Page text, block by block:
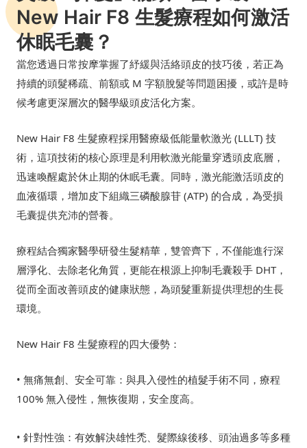
New Hair F8 生髮療程如何激活
休眠毛囊？
當您透過日常按摩掌握了紓緩與活絡頭皮的技巧後，若正為
持續的頭髮稀疏、前額或 M 字額脫髮等問題困擾，或許是時
候考慮更深層次的醫學級頭皮活化方案。
New Hair F8 生髮療程採用醫療級低能量軟激光 (LLLT) 技
術，這項技術的核心原理是利用軟激光能量穿透頭皮底層，
迅速喚醒處於休止期的休眠毛囊。同時，激光能激活頭皮的
血液循環，增加皮下組織三磷酸腺苷 (ATP) 的合成，為受損
毛囊提供充沛的營養。
療程結合獨家醫學研發生髮精華，雙管齊下，不僅能進行深
層淨化、去除老化角質，更能在根源上抑制毛囊殺手 DHT，
從而全面改善頭皮的健康狀態，為頭髮重新提供理想的生長
環境。
New Hair F8 生髮療程的四大優勢：
• 無痛無創、安全可靠：與具入侵性的植髮手術不同，療程
100% 無入侵性，無恢復期，安全度高。
• 針對性強：有效解決雄性禿、髮際線後移、頭油過多等多種